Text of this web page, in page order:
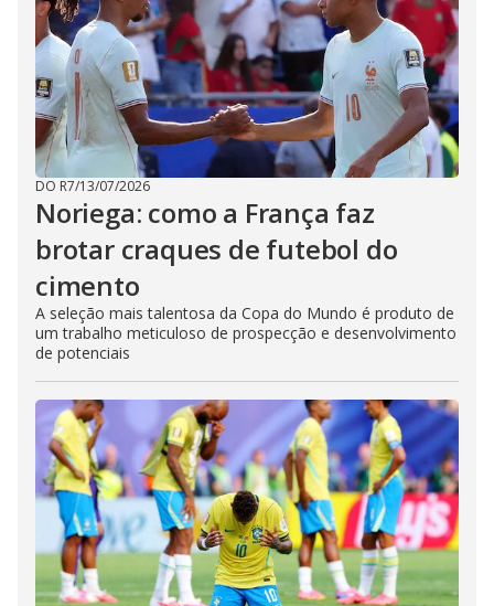
DO R7/13/07/2026
Noriega: como a França faz
brotar craques de futebol do
cimento
A seleção mais talentosa da Copa do Mundo é produto de
um trabalho meticuloso de prospecção e desenvolvimento
de potenciais